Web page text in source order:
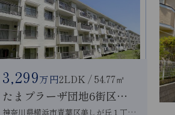
3,299万円2LDK / 54.77㎡
たまプラーザ団地6街区３号棟
神奈川県横浜市青葉区美しが丘１丁目21